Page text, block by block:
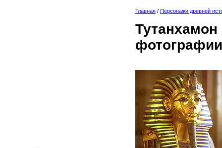
Главная / Персонажи древней